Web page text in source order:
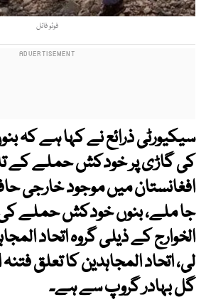
فوٹو فائل
سیکیورٹی ذرائع نے کہا ہے کہ
کی گاڑی پر خودکش حملے کے
افغانستان میں موجود خارجی
جا ملے، بنوں خودکش حملے کی
الخوارج کے ذیلی گروہ اتحاد
لی، اتحاد المجاہدین کا تعلق
گل بہادر گروپ سے ہے۔